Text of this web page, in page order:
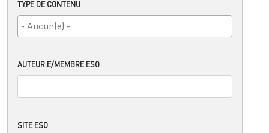
TYPE DE CONTENU
AUTEUR.E/MEMBRE ESO
SITE ESO